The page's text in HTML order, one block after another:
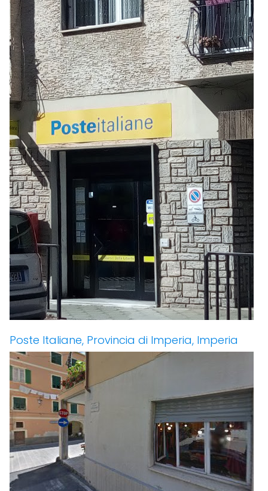
Poste Italiane, Provincia di Imperia, Imperia